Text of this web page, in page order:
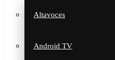
Altavoces
Android TV